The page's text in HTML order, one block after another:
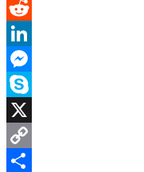
WhatsApp
Reddit
LinkedIn
Messenger
Skype
X
Copy